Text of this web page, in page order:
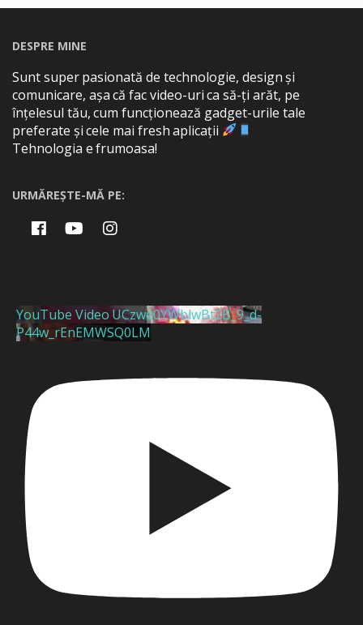
DESPRE MINE
Sunt super pasionată de technologie, design și
comunicare, așa că fac video-uri ca să-ți arăt, pe
înțelesul tău, cum funcționează gadget-urile tale
preferate și cele mai fresh aplicații
Tehnologia e frumoasa!
URMĂREȘTE-MĂ PE:
YouTube Video UCzwe0YWblwBt2B_9_d-
P44w_rEnEMWSQ0LM